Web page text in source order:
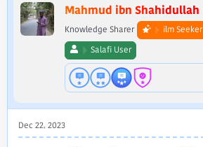
r
t
e
Mahmud ibn Shahidullah
Knowledge Sharer ilm Seeker
Salafi User
Dec 22, 2023